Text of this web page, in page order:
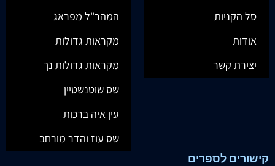
סל הקניות
אודות
יצירת קשר
המהר"ל מפראג
מקראות גדולות
מקראות גדולות נך
שס שוטנשטיין
עין איה ברכות
שס עוז והדר מורחב
קישורים לספרים